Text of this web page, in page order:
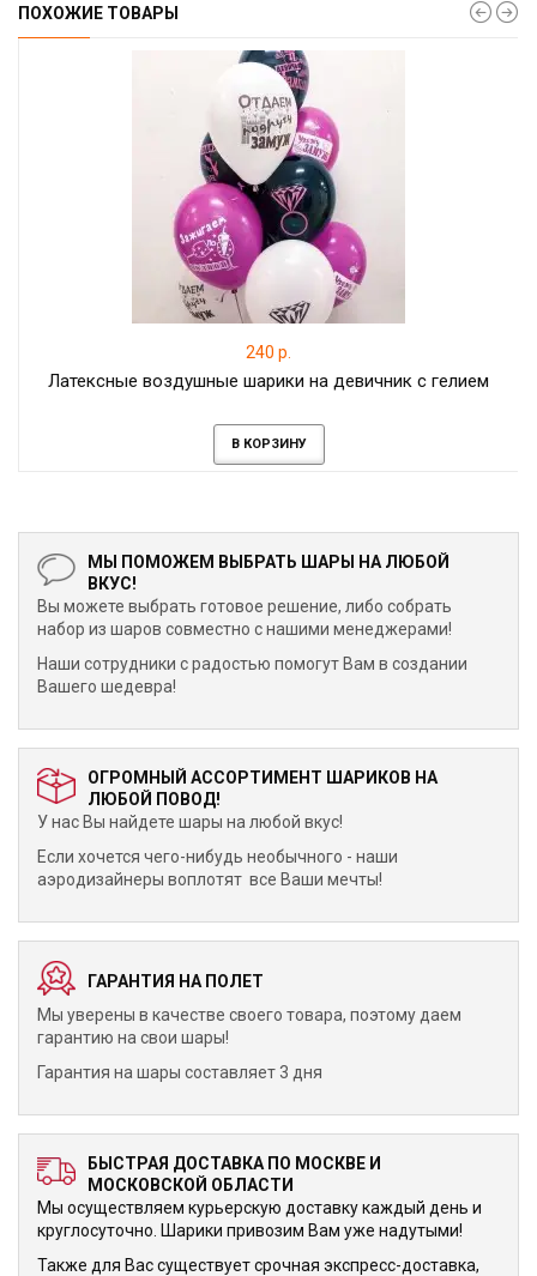
ПОХОЖИЕ ТОВАРЫ
240 р.
Латексные воздушные шарики на девичник с гелием
В КОРЗИНУ
МЫ ПОМОЖЕМ ВЫБРАТЬ ШАРЫ НА ЛЮБОЙ
ВКУС!
Вы можете выбрать готовое решение, либо собрать
набор из шаров совместно с нашими менеджерами!
Наши сотрудники с радостью помогут Вам в создании
Вашего шедевра!
ОГРОМНЫЙ АССОРТИМЕНТ ШАРИКОВ НА
ЛЮБОЙ ПОВОД!
У нас Вы найдете шары на любой вкус!
Если хочется чего-нибудь необычного - наши
аэродизайнеры воплотят все Ваши мечты!
ГАРАНТИЯ НА ПОЛЕТ
Мы уверены в качестве своего товара, поэтому даем
гарантию на свои шары!
Гарантия на шары составляет 3 дня
БЫСТРАЯ ДОСТАВКА ПО МОСКВЕ И
МОСКОВСКОЙ ОБЛАСТИ
Мы осуществляем курьерскую доставку каждый день и
круглосуточно. Шарики привозим Вам уже надутыми!
Также для Вас существует срочная экспресс-доставка,